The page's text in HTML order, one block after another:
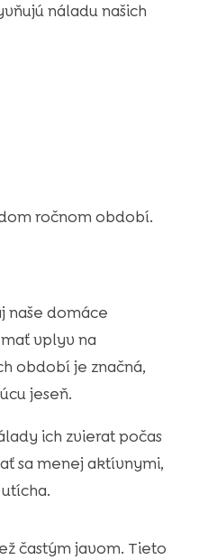
náladu našich
ročnom období.
naše domáce
vplyv na
období je značná,
jeseň.
ich zvierat počas
sa menej aktívnymi,
častým javom. Tieto